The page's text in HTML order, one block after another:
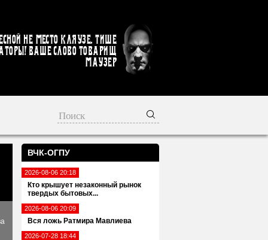
не место кляузе. Тише
Ваше слово товарищ
Маузер
ВЧК-ОГПУ
2026-08-06 20:18
Кто крышует незаконный рынок
твердых бытовых...
2026-08-06 20:09
Вся ложь Ратмира Мавлиева
2026-07-28 18:44